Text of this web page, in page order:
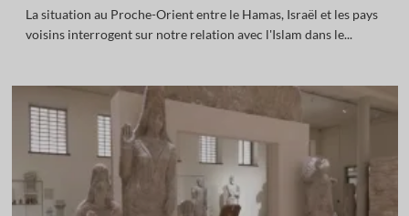
La situation au Proche-Orient entre le Hamas, Israël et les pays
voisins interrogent sur notre relation avec l'Islam dans le...